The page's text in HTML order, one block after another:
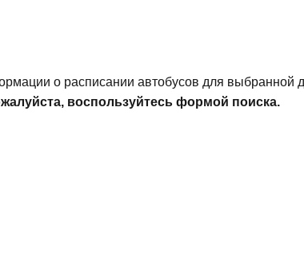
о расписании автобусов для выбранной
воспользуйтесь формой поиска.